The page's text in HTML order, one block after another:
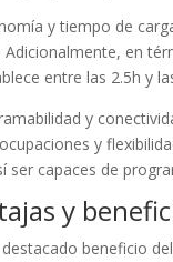
y tiempo de
Adicionalmente, en
entre las 2.5h y
y
y
ser capaces de
y
beneficio del